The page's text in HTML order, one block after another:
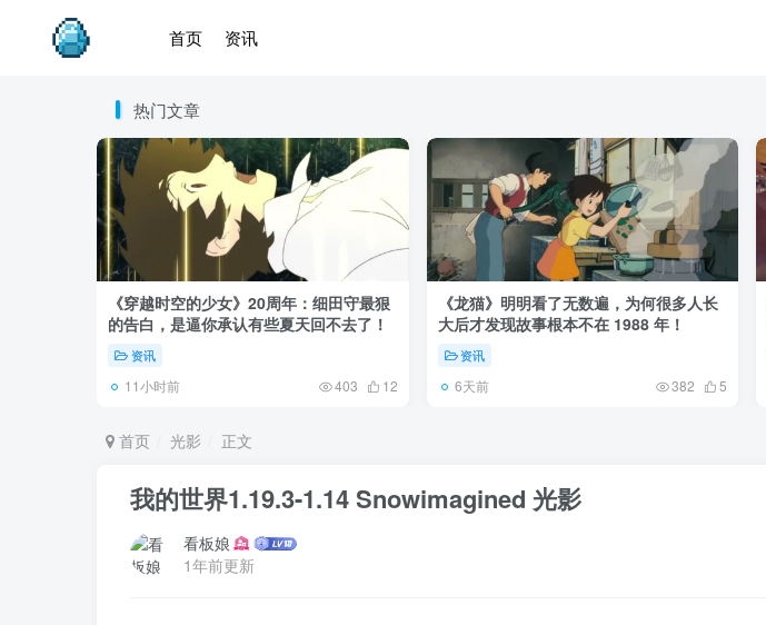
首页 资讯
热门文章
《穿越时空的少女》20周年：细田守最狠
的告白，是逼你承认有些夏天回不去了！
资讯
11小时前 403 12
《龙猫》明明看了无数遍，为何很多人长
大后才发现故事根本不在 1988 年！
资讯
6天前 382 5
首页 光影 正文
我的世界1.19.3-1.14 Snowimagined 光影
看板娘
1年前更新